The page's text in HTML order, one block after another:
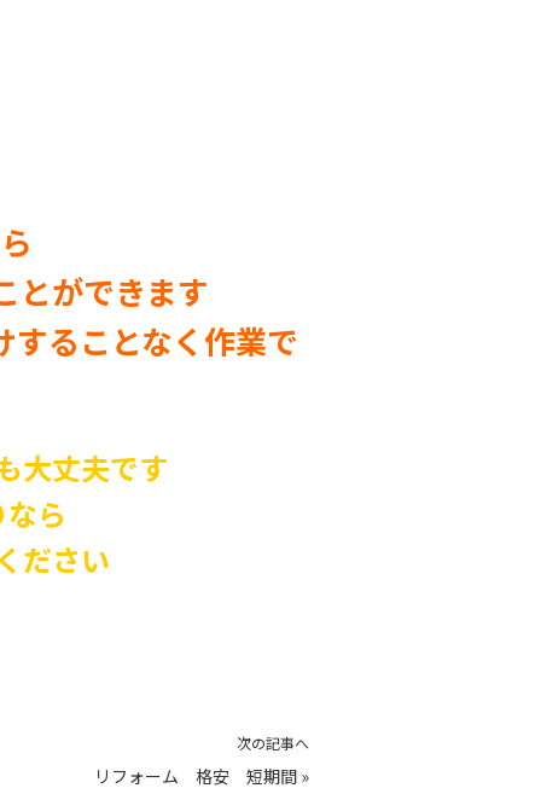
とができます
することなく作業で
大丈夫です
ら
ださい
次の記事へ
リフォーム 格安 短期間 »